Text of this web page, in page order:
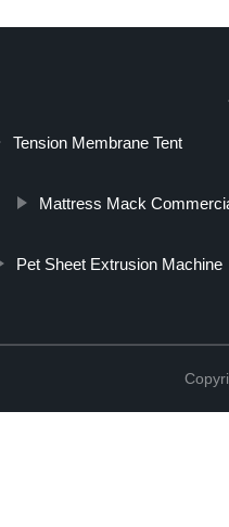
Tension Membrane Tent
Mattress Mack
Pet Sheet Extrusion Machine